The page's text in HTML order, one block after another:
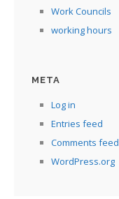
Work Councils
working hours
META
Log in
Entries feed
Comments feed
WordPress.org